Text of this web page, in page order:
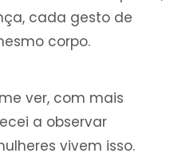
cada gesto de
corpo.
ver, com mais
a observar
vivem isso.